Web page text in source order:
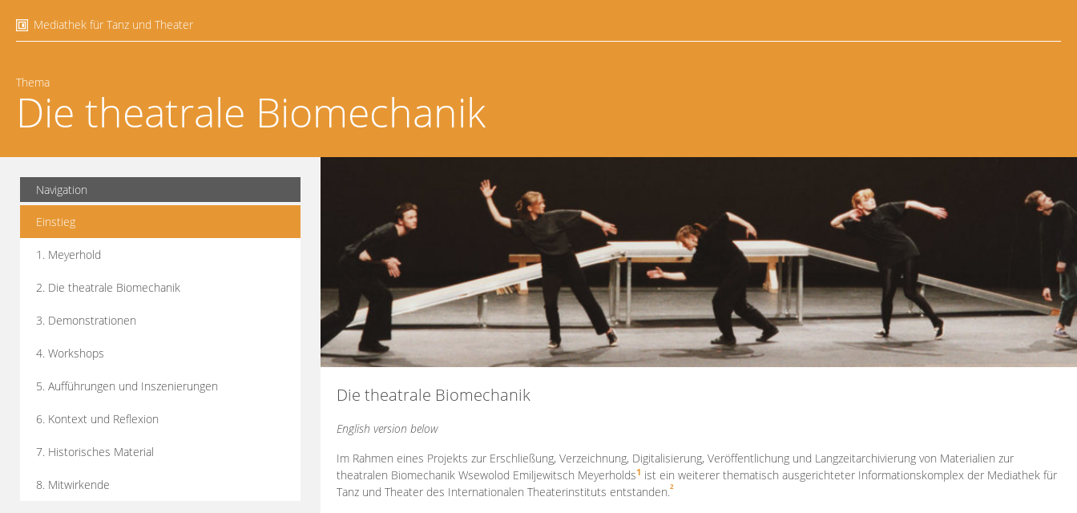
Mediathek für Tanz und Theater
Thema
Die theatrale Biomechanik
Navigation
Einstieg
1. Meyerhold
2. Die theatrale Biomechanik
3. Demonstrationen
4. Workshops
5. Aufführungen und Inszenierungen
6. Kontext und Reflexion
7. Historisches Material
8. Mitwirkende
Die theatrale Biomechanik
English version below
Im Rahmen eines Projekts zur Erschließung, Verzeichnung, Digitalisierung, Veröffentlichung und Langzeitarchivierung von Materialien zur
theatralen Biomechanik Wsewolod Emiljewitsch Meyerholds1 ist ein weiterer thematisch ausgerichteter Informationskomplex der Mediathek für
Tanz und Theater des Internationalen Theaterinstituts entstanden.2